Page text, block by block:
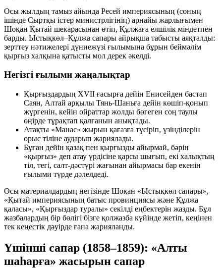
Осы жылдың тамыз айында Ресей империясының (соның
ішінде Сыртқы істер министрлігінің) арнайы жарлығымен
Шоқан Қытай шекарасынан өтіп, Құлжаға елшілік міндетпен
барды. Ыстықкөл–Құлжа сапары айрықша табысты аяқталды:
зерттеу нәтижелері дүниежүзі ғылымына бұрын беймәлім
қырғыз халқына қатысты мол дерек әкелді.
Негізгі ғылыми жаңалықтар
Қырғыздардың XVII ғасырға дейін Енисейден бастап
Саян, Алтай арқылы Тянь-Шаньға дейін көшіп-қонып
жүргенін, кейін ойраттар жолды бөгеген соң таулы
өңірде тұрақтап қалғанын анықтады.
Атақты «Манас» жырын қағазға түсіріп, үзінділерін
орыс тіліне аударып жариялады.
Бұған дейін қазақ пен қырғызды айырмай, бәрін
«қырғыз» деп атау үрдісіне қарсы шығып, екі халықтың
тіл, тегі, салт-дәстүрі жағынан айырмасы бар екенін
ғылыми түрде дәлелдеді.
Осы материалдардың негізінде Шоқан «Ыстықкөл сапары»,
«Қытай империясының батыс провинциясы және Құлжа
қаласы», «Қырғыздар туралы» секілді еңбектерін жазды. Бұл
жазбалардың бір бөлігі бізге қолжазба күйінде жетіп, кеңінен
тек кеңестік дәуірде ғана жарияланды.
Үшінші сапар (1858–1859): «Алты
шаһарға» жасырын сапар